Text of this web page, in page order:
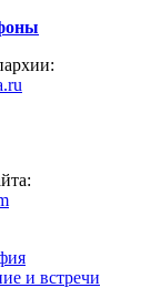
и встречи